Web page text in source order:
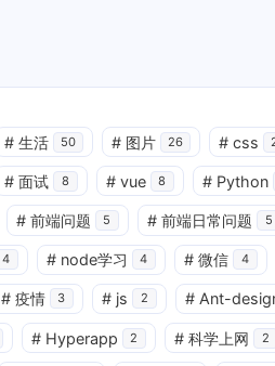
# 生活 50 # 图片 26 # css
# 面试 8 # vue 8 # Python
# 前端问题 5 # 前端日常问题 5
4 # node学习 4 # 微信 4
# 疫情 3 # js 2 # Ant-
# Hyperapp 2 # 科学上网 2